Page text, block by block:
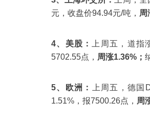
元，收盘价94.94元/吨， 周
4、美股：
上周五，道指
5702.55点， 周涨1.36%；
5、欧洲：
上周五，德国
1.51%，报7500.26点， 周